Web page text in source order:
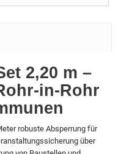
2,20 m –
in-Rohr
robuste Absperrung für
über